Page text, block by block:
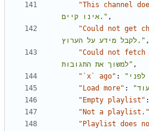
"This channel
אינו קיים." ,
"Could not get
לקבל מידע על הערוץ." ,
"Could not fetch
למשוך את התגובות" ,
"`x` ago" :
"Load more" :
"Empty playlist" :
"Not a playlist."
"Playlist does